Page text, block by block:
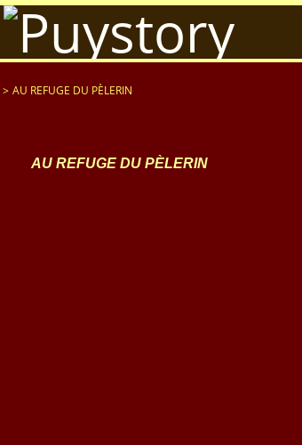
> AU REFUGE DU PÈLERIN
AU REFUGE DU PÈLERIN